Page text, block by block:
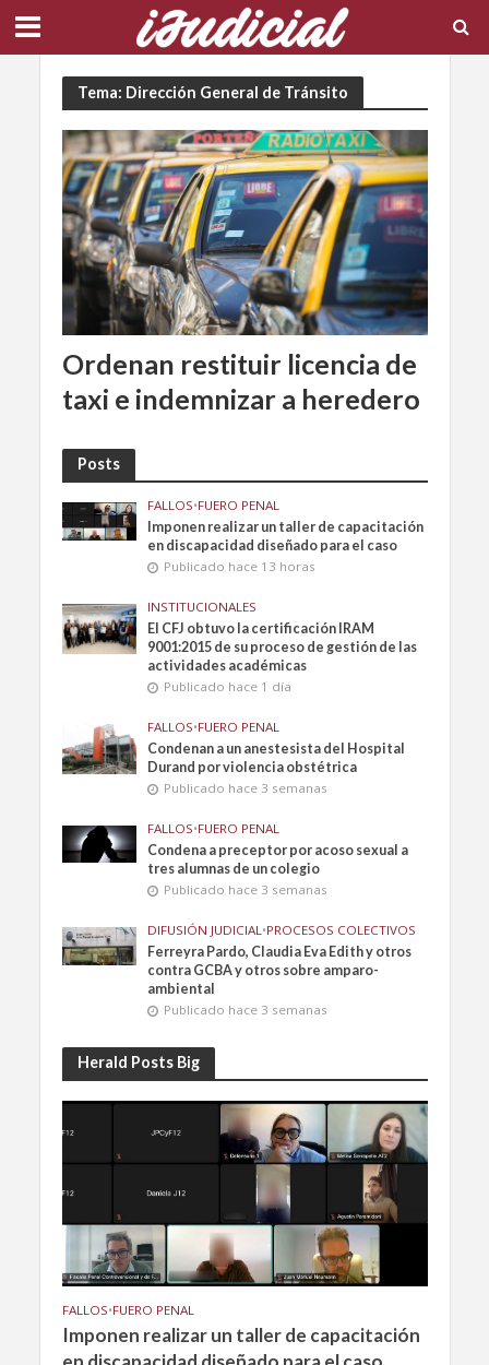
Tema: Dirección General de Tránsito
Ordenan restituir licencia de
taxi e indemnizar a heredero
Posts
FALLOS•FUERO PENAL
Imponen realizar un taller de capacitación
en discapacidad diseñado para el caso
Publicado hace 13 horas
INSTITUCIONALES
El CFJ obtuvo la certificación IRAM
9001:2015 de su proceso de gestión de las
actividades académicas
Publicado hace 1 día
FALLOS•FUERO PENAL
Condenan a un anestesista del Hospital
Durand por violencia obstétrica
Publicado hace 3 semanas
FALLOS•FUERO PENAL
Condena a preceptor por acoso sexual a
tres alumnas de un colegio
Publicado hace 3 semanas
DIFUSIÓN JUDICIAL•PROCESOS COLECTIVOS
Ferreyra Pardo, Claudia Eva Edith y otros
contra GCBA y otros sobre amparo-
ambiental
Publicado hace 3 semanas
Herald Posts Big
FALLOS•FUERO PENAL
Imponen realizar un taller de capacitación